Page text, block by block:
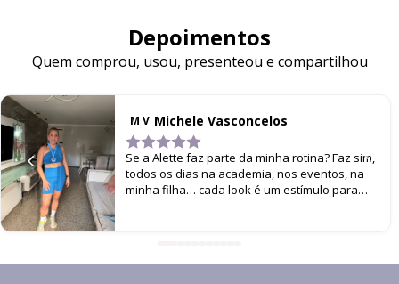
Depoimentos
Quem comprou, usou, presenteou e compartilhou
M V Michele Vasconcelos
Se a Alette faz parte da minha rotina? Faz sim,
todos os dias na academia, nos eventos, na
minha filha… cada look é um estímulo para